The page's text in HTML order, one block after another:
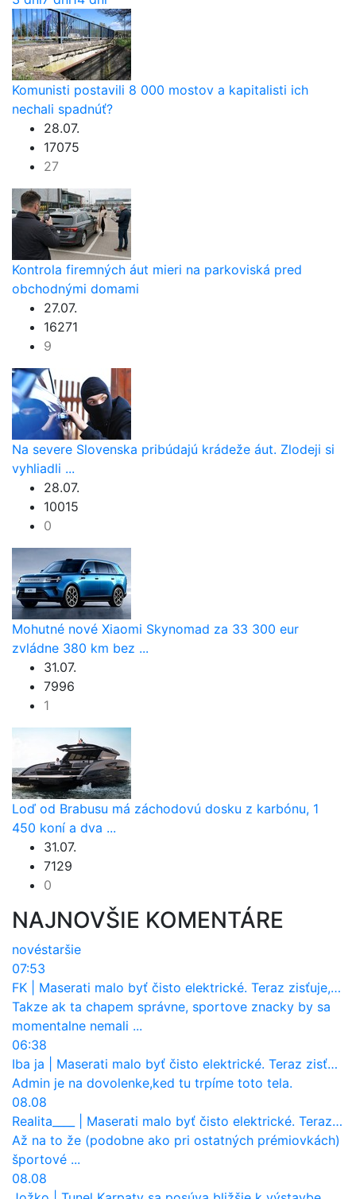
Komunisti postavili 8 000 mostov a kapitalisti ich
nechali spadnúť?
28.07.
17075
27
Kontrola firemných áut mieri na parkoviská pred
obchodnými domami
27.07.
16271
9
Na severe Slovenska pribúdajú krádeže áut. Zlodeji si
vyhliadli ...
28.07.
10015
0
Mohutné nové Xiaomi Skynomad za 33 300 eur
zvládne 380 km bez ...
31.07.
7996
1
Loď od Brabusu má záchodovú dosku z karbónu, 1
450 koní a dva ...
31.07.
7129
0
NAJNOVŠIE KOMENTÁRE
novéstaršie
07:53
FK
Maserati malo byť čisto elektrické. Teraz zisťuje, že potrebuje nový osemvalcový motor
Takze ak ta chapem správne, sportove znacky by sa
momentalne nemali ...
06:38
Iba ja
Maserati malo byť čisto elektrické. Teraz zisťuje, že potrebuje nový osemvalcový motor
Admin je na dovolenke,ked tu trpíme toto tela.
08.08
Realita____
Maserati malo byť čisto elektrické. Teraz zisťuje, že potrebuje nový osemvalcový motor
Až na to že (podobne ako pri ostatných prémiovkách)
športové ...
08.08